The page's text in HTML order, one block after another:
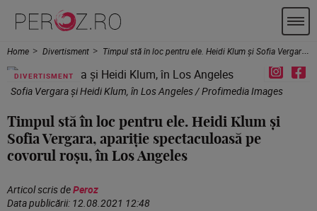
Home Divertisment Timpul stă în loc pentru ele. Heidi Klum și Sofia Vergara, apariție spectaculoasă pe covorul roșu, în Los Angeles
DIVERTISMENT
Sofia Vergara și Heidi Klum, în Los Angeles / Profimedia Images
Timpul stă în loc pentru ele. Heidi Klum și
Sofia Vergara, apariție spectaculoasă pe
covorul roșu, în Los Angeles
Articol scris dePeroz
Data publicării: 12.08.2021 12:48